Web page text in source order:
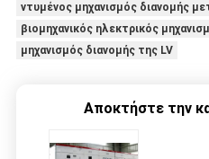
ντυμένος μηχανισμός διανομής
βιομηχανικός ηλεκτρικός
μηχανισμός διανομής της LV
Αποκτήστε την